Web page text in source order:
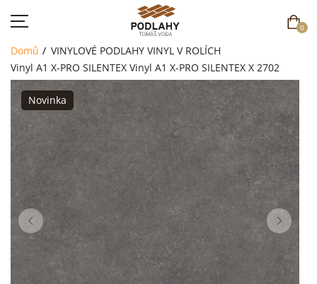
0
DOMŮ
SORTIMENT
AKCE
CENÍK
REFERENCE
SOUTĚŽ
Domů VINYLOVÉ PODLAHY VINYL V ROLÍCH
Vinyl A1 X-PRO SILENTEX Vinyl A1 X-PRO SILENTEX X 2702
Novinka